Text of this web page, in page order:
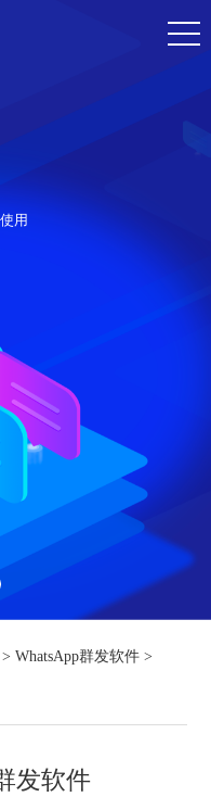
用
>WhatsApp群发软件 >
发软件